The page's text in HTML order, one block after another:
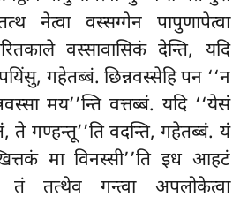
नेत्वा वस्सग्गेन पापुणापेत्वा
वस्सावासिकं देन्ति, यदि
गहेतब्बं. छिन्नवस्सेहि पन ‘‘न
मय’’न्ति वत्तब्बं. यदि ‘‘येसं
ते गण्हन्तू’’ति वदन्ति, गहेतब्बं. यं
मा विनस्सी’’ति इध आहटं
तं तत्थेव गन्त्वा अपलोकेत्वा